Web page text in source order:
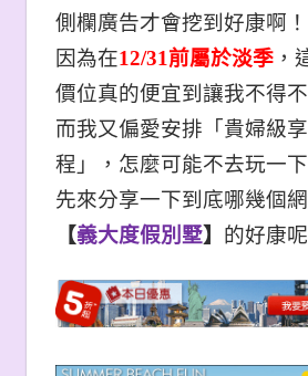
側欄廣告才會挖到好康啊！
因為在12/31前屬於淡季，
價位真的便宜到讓我不得
而我又偏愛安排「貴婦級
程」，怎麼可能不去玩一下
先來分享一下到底哪幾個
【義大度假別墅】 的好康